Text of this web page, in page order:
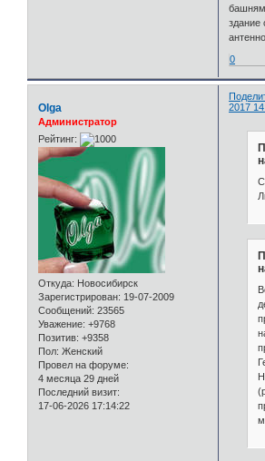
здание
0
2017
Olga
Администратор
Рейтинг:
Откуда: Новосибирск
Зарегистрирован: 19-07-2009
Сообщений: 23565
Уважение: +9768
Позитив: +9358
Пол: Женский
Провел на форуме:
4 месяца 29 дней
Последний визит:
17-06-2026 17:14:22